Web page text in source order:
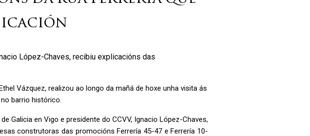
López-Chaves, recibiu explicacións das
Vázquez, realizou ao longo da mañá de hoxe unha visita ás
barrio histórico.
Galicia en Vigo e presidente do CCVV, Ignacio López-Chaves,
construtoras das promocións Ferrería 45-47 e Ferrería 10-